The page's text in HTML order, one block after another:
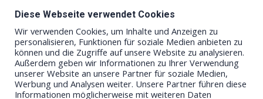
Damen 30 kämpfen sich durch die…
Diese Webseite verwendet Cookies
Wir verwenden Cookies, um Inhalte und Anzeigen zu
personalisieren, Funktionen für soziale Medien anbieten zu
können und die Zugriffe auf unsere Website zu analysieren.
Außerdem geben wir Informationen zu Ihrer Verwendung
unserer Website an unsere Partner für soziale Medien,
Werbung und Analysen weiter. Unsere Partner führen diese
Informationen möglicherweise mit weiteren Daten